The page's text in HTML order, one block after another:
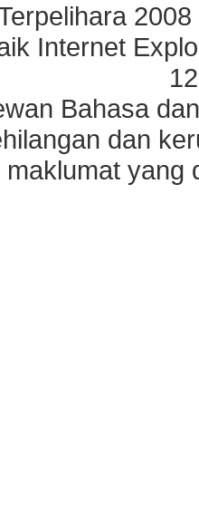
Internet
Bahasa
dan
maklumat yang